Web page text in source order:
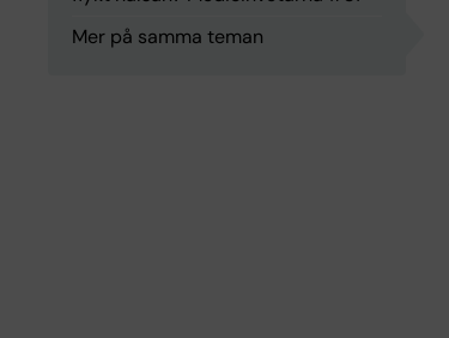
Mer på samma teman